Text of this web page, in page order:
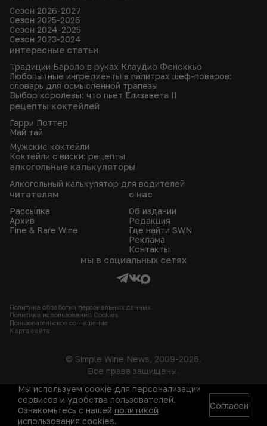
Сезон 2026-2027
Сезон 2025-2026
Сезон 2024-2025
Сезон 2023-2024
интересные статьи
Традиции Бароло в руках Клаудио Феноккьо
Любопытные ингредиенты в палитрах шеф-поваров:
словарь для осмысленной трапезы
Выбор королевы: что пьет Елизавета II
рецепты коктейлей
Гарри Поттер
Май тай
Мужские коктейли
Коктейли с виски: рецепты
алкогольные калькуляторы
Алкогольный калькулятор для водителей
читателям
Рассылка
Архив
Fine & Rare Wine
о нас
Об издании
Редакция
Где найти SWN
Реклама
Контакты
мы в социальных сетях
Политика обработки персональных данных
Политика использования Сookies
Пользовательское соглашение
Карта сайта
18+
© Simple Wine News, 2009-2026.
Все права защищены.
Мы используем cookie для персонализации
сервисов и удобства пользователей.
Ознакомьтесь с нашей политикой
использования cookies.
Согласен